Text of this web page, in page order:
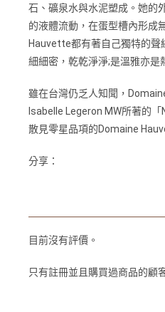
石、礦泉水與水泥塑成。她的
的液體流動，在蛋型槽內形成
Hauvette都有著自己獨特的聲
細細密，乾乾淨淨;是溫雅亦是
雖在台灣仍乏人知聞，
Isabelle Legeron MW所著的
散見零星品項的Domaine
分享：
目前沒有評價。
只有註冊並且購買過商品的顧